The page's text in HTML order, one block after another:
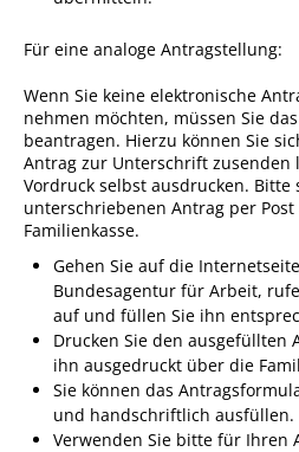
Fan-Shop
Für eine analoge Antragstellung:
Wenn Sie keine elektronische
nehmen möchten, müssen Sie
beantragen. Hierzu können Sie
Antrag zur Unterschrift zusenden
Vordruck selbst ausdrucken. Bitte
unterschriebenen Antrag per
Familienkasse.
Gehen Sie auf die
Bundesagentur für Arbeit,
auf und füllen Sie ihn
Drucken Sie den ausgefüllten
ihn ausgedruckt über die
Sie können das
und handschriftlich ausfüllen.
Verwenden Sie bitte für Ihren